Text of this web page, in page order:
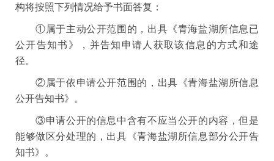
构将按照下列情况给予书面答复：
①属于主动公开范围的，出具《青海盐湖所信息已
公开告知书》，并告知申请人获取该信息的方式和途
径。
②属于依申请公开范围的，出具《青海盐湖所信息
公开告知书》。
③申请公开的信息中含有不应当公开的内容，但是
能够做区分处理的，出具《青海盐湖所信息部分公开告
知书》。